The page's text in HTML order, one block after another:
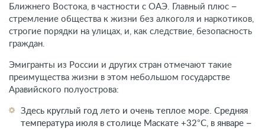
Ближнего Востока, в частности с ОАЭ. Главный плюс –
стремление общества к жизни без алкоголя и наркотиков,
строгие порядки на улицах, и, как следствие, безопасность
граждан.
Эмигранты из России и других стран отмечают такие
преимущества жизни в этом небольшом государстве
Аравийского полуострова:
Здесь круглый год лето и очень теплое море. Средняя
температура июля в столице Маскате +32°C, в январе –